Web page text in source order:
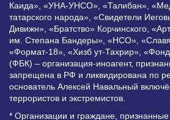
Каида», «УНА-УНСО», «Талибан»,
татарского народа», «Свидетели
Дивижн», «Братство» Корчинского,
им. Степана Бандеры», «НСО»,
«Формат-18», «Хизб ут-Тахрир»,
(ФБК) – организация-иноагент,
запрещена в РФ и ликвидирована по
основатель Алексей Навальный
террористов и экстремистов.
* Организации и граждане,